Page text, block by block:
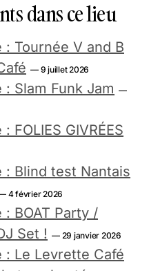
dans ce lieu
Tournée V and B
— 9 juillet 2026
Slam Funk Jam —
FOLIES GIVRÉES
: Blind test Nantais
4 février 2026
BOAT Party /
Set ! — 29 janvier 2026
: Le Levrette Café